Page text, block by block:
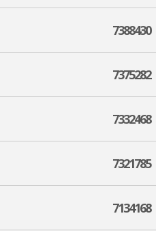
7388430
7375282
7332468
7321785
7134168